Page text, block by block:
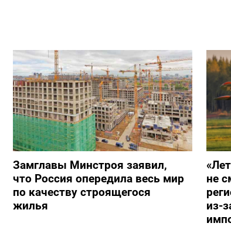
Замглавы Минстроя заявил,
что Россия опередила весь мир
по качеству строящегося
жилья
не
из-